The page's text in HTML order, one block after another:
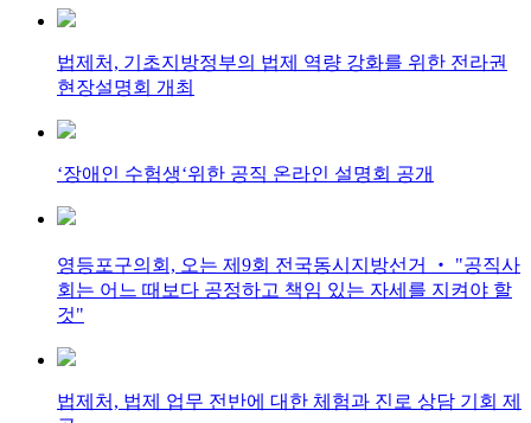
법제처, 기초지방정부의 법제 역량 강화를 위한 전라권
현장설명회 개최
‘장애인 수험생‘위한 공직 온라인 설명회 공개
영등포구의회, 오는 제9회 전국동시지방선거 ‧ "공직사
회는 어느 때보다 공정하고 책임 있는 자세를 지켜야 할
것"
법제처, 법제 업무 전반에 대한 체험과 진로 상담 기회 제